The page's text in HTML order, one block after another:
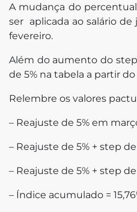
A mudança do percentual
ser aplicada ao salário de
fevereiro.
Além do aumento do
de 5% na tabela a partir
Relembre os valores
– Reajuste de 5% em
– Reajuste de 5% + step
– Reajuste de 5% + step
– Índice acumulado =